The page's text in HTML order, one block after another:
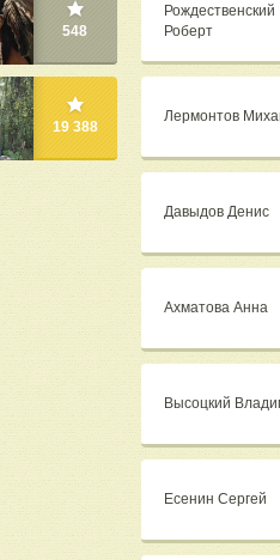
548
19 388
Рождественский
Роберт
Лермонтов
Давыдов Денис
Ахматова Анна
Высоцкий
Есенин Сергей